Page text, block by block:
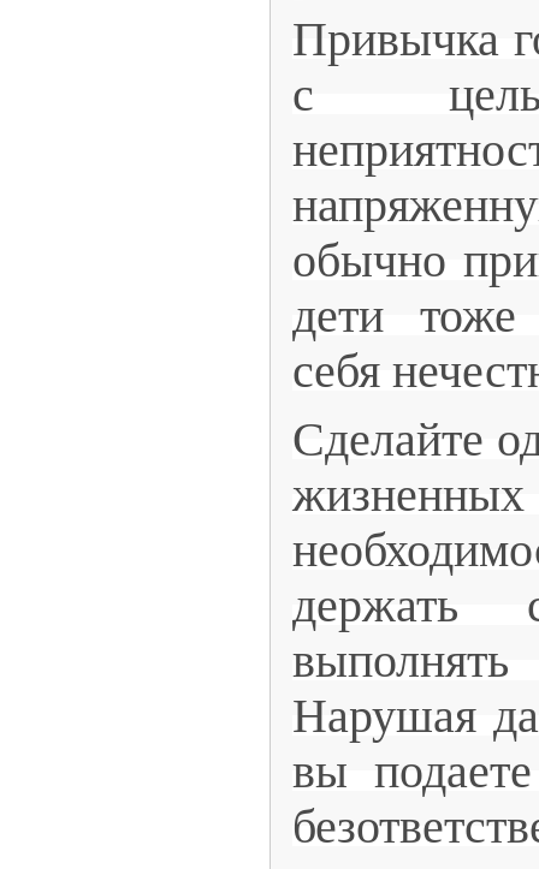
Привычка
с
обычно
дети тоже
себя
Сделайте
держать
Нарушая
вы